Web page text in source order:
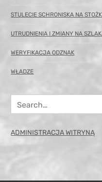
STULECIE SCHRONISKA NA
UTRUDNIENIA I ZMIANY NA
WERYFIKACJA ODZNAK
WŁADZE
ADMINISTRACJA WITRYNĄ